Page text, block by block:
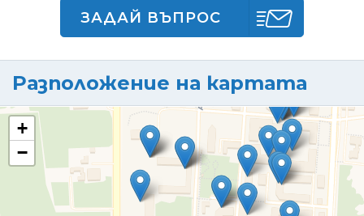
ЗАДАЙ ВЪПРОС
Разположение на картата
+
−